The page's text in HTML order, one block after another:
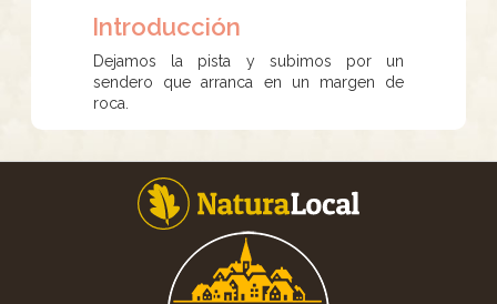
Introducción
Dejamos la pista y subimos por un
sendero que arranca en un margen de
roca.